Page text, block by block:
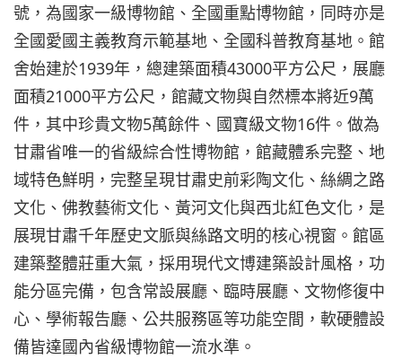
號，為國家一級博物館、全國重點博物館，同時亦是
全國愛國主義教育示範基地、全國科普教育基地。館
舍始建於1939年，總建築面積43000平方公尺，展廳
面積21000平方公尺，館藏文物與自然標本將近9萬
件，其中珍貴文物5萬餘件、國寶級文物16件。做為
甘肅省唯一的省級綜合性博物館，館藏體系完整、地
域特色鮮明，完整呈現甘肅史前彩陶文化、絲綢之路
文化、佛教藝術文化、黃河文化與西北紅色文化，是
展現甘肅千年歷史文脈與絲路文明的核心視窗。館區
建築整體莊重大氣，採用現代文博建築設計風格，功
能分區完備，包含常設展廳、臨時展廳、文物修復中
心、學術報告廳、公共服務區等功能空間，軟硬體設
備皆達國內省級博物館一流水準。